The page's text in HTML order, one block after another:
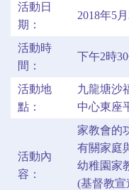
活動日
期：
2018年5
活動時
間：
下午2時
活動地
點：
九龍塘沙
中心東座
活動內
容：
家教會的
有關家庭
幼稚園家
(基督教